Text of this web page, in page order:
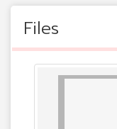
Files